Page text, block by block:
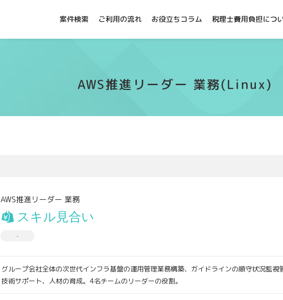
案件検索 ご利用の流れ お役立ちコラム 税理士費用負担につ
AWS推進リーダー 業務(Linux)
AWS推進リーダー 業務
スキル見合い
-
グループ会社全体の次世代インフラ基盤の運用管理業務構築、ガイドラインの順守状況監視
技術サポート、人材の育成。4名チームのリーダーの役割。